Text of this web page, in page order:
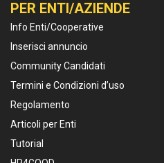
PER ENTI/AZIENDE
Info Enti/Cooperative
Inserisci annuncio
Community Candidati
Termini e Condizioni d’uso
Regolamento
Articoli per Enti
Tutorial